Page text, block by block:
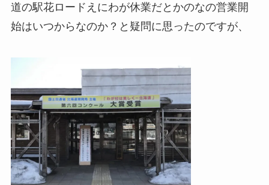
道の駅花ロードえにわが休業だとかのなの営業開
始はいつからなのか？と疑問に思ったのですが、